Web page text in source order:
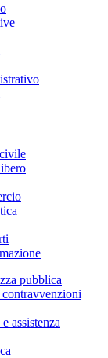
pubblica
assistenza